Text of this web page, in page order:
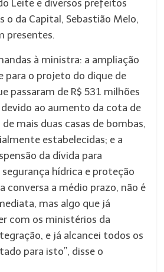
Leite e diversos prefeitos
o da Capital, Sebastião Melo,
presentes.
à ministra: a ampliação
para o projeto do dique de
passaram de R$ 531 milhões
devido ao aumento da cota de
mais duas casas de bombas,
estabelecidas; e a
da dívida para
hídrica e proteção
conversa a médio prazo, não é
mas algo que já
com os ministérios da
e já alcancei todos os
para isto”, disse o